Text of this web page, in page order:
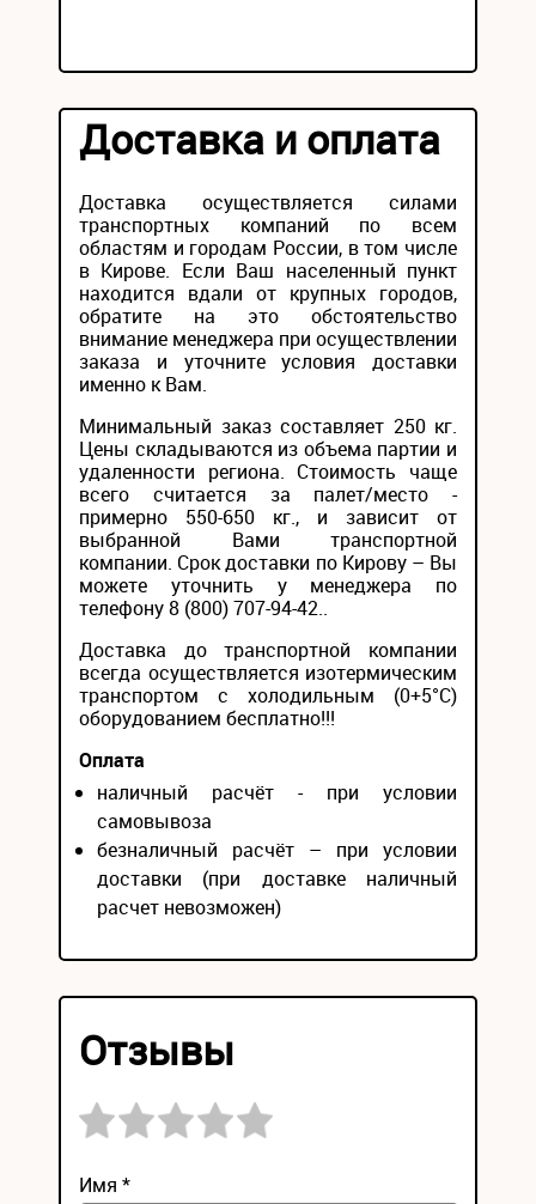
Доставка и оплата
Доставка осуществляется силами
транспортных компаний по всем
областям и городам России, в том числе
в Кирове. Если Ваш населенный пункт
находится вдали от крупных городов,
обратите на это обстоятельство
внимание менеджера при осуществлении
заказа и уточните условия доставки
именно к Вам.
Минимальный заказ составляет 250 кг.
Цены складываются из объема партии и
удаленности региона. Стоимость чаще
всего считается за палет/место -
примерно 550-650 кг., и зависит от
выбранной Вами транспортной
компании. Срок доставки по Кирову – Вы
можете уточнить у менеджера по
телефону 8 (800) 707-94-42..
Доставка до транспортной компании
всегда осуществляется изотермическим
транспортом с холодильным (0+5°С)
оборудованием бесплатно!!!
Оплата
наличный расчёт - при условии
самовывоза
безналичный расчёт – при условии
доставки (при доставке наличный
расчет невозможен)
Отзывы
Имя *